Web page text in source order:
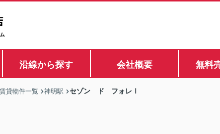
沿線から探す 会社概要 無料
貸物件一覧 神明駅 セゾン ド フォレⅠ